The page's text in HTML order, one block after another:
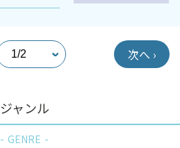
次へ ›
ジャンル
GENRE